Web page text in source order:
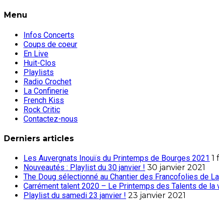
Menu
Infos Concerts
Coups de coeur
En Live
Huit-Clos
Playlists
Radio Crochet
La Confinerie
French Kiss
Rock Critic
Contactez-nous
Derniers articles
Les Auvergnats Inouïs du Printemps de Bourges 2021 1
Nouveautés : Playlist du 30 janvier ! 30 janvier 2021
The Doug sélectionné au Chantier des Francofolies de
Carrément talent 2020 – Le Printemps des Talents de la
Playlist du samedi 23 janvier ! 23 janvier 2021